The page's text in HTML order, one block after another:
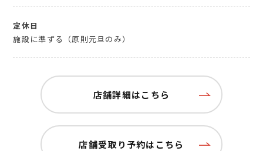
定休日
施設に準ずる（原則元旦のみ）
店舗詳細はこちら
店舗受取り予約はこちら